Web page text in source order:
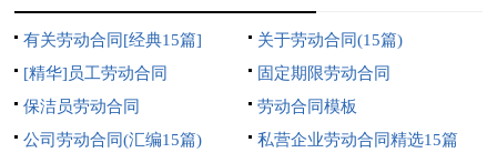
有关劳动合同[经典15篇]
关于劳动合同(15篇)
[精华]员工劳动合同
固定期限劳动合同
保洁员劳动合同
劳动合同模板
公司劳动合同(汇编15篇)
私营企业劳动合同精选15篇